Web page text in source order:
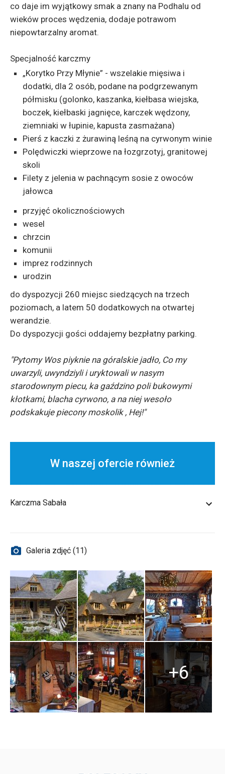
co daje im wyjątkowy smak a znany na Podhalu od
wieków proces wędzenia, dodaje potrawom
niepowtarzalny aromat.
Specjalność karczmy
„Korytko Przy Młynie” - wszelakie mięsiwa i
dodatki, dla 2 osób, podane na podgrzewanym
półmisku (golonko, kaszanka, kiełbasa wiejska,
boczek, kiełbaski jagnięce, karczek wędzony,
ziemniaki w łupinie, kapusta zasmażana)
Pierś z kaczki z żurawiną leśną na cyrwonym winie
Polędwiczki wieprzowe na łozgrzotyj, granitowej
skoli
Filety z jelenia w pachnącym sosie z owoców
jałowca
przyjęć okolicznościowych
wesel
chrzcin
komunii
imprez rodzinnych
urodzin
do dyspozycji 260 miejsc siedzących na trzech
poziomach, a latem 50 dodatkowych na otwartej
werandzie.
Do dyspozycji gości oddajemy bezpłatny parking.
"Pytomy Wos piyknie na góralskie jadło, Co my
uwarzyli, uwyndziyli i uryktowali w nasym
starodownym piecu, ka gaździno poli bukowymi
kłotkami, blacha cyrwono, a na niej wesoło
podskakuje piecony moskolik , Hej!"
W naszej ofercie również
Karczma Sabała
Galeria zdjęć (11)
+6